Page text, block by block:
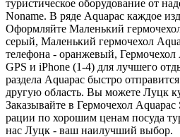
туристическое оборудование от
Noname. В ряде Aquapac каждое
Оформляйте Маленький
серый, Маленький гермочехол
телефона - оранжевый,
GPS и iPhone (1-4) для лучшего
раздела Aquapac быстро
другую область. Вы можете Луцк
Заказывайте в Гермочехол
рации по хорошим ценам посуда
нас Луцк - ваш наилучший выбор.